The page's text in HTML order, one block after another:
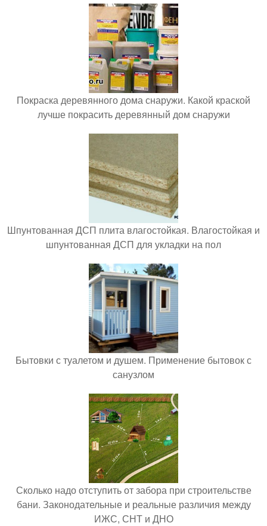
Покраска деревянного дома снаружи. Какой краской
лучше покрасить деревянный дом снаружи
Шпунтованная ДСП плита влагостойкая. Влагостойкая и
шпунтованная ДСП для укладки на пол
Бытовки с туалетом и душем. Применение бытовок с
санузлом
Сколько надо отступить от забора при строительстве
бани. Законодательные и реальные различия между
ИЖС, СНТ и ДНО